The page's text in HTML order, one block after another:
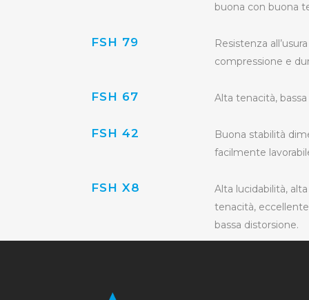
buona con buona
FSH 79
Resistenza
compressione e
FSH 67 Alta tenacità,
FSH 42
Buona stabilità
facilmente
FSH X8
Alta lucidabilità,
tenacità,
bassa distorsione.